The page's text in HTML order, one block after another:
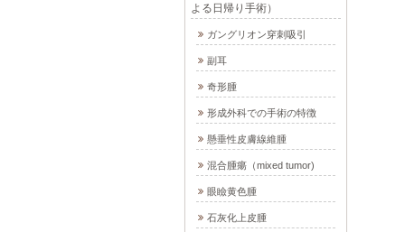
よる日帰り手術）
ガングリオン穿刺吸引
副耳
奇形腫
形成外科での手術の特徴
懸垂性皮膚線維腫
混合腫瘍（mixed tumor)
眼瞼黄色腫
石灰化上皮腫